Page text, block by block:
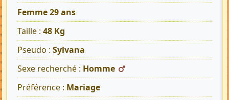
Femme 29 ans
Taille : 48 Kg
Pseudo : Sylvana
Sexe recherché : Homme
Préférence : Mariage